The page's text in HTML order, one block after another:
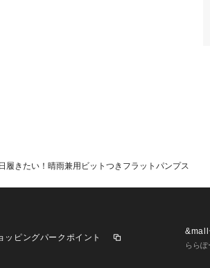
履きたい！晴雨兼用ビットつきフラットパンプス
ッピングパークポイント
&mall
らら